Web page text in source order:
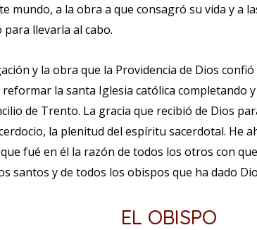
mundo, a la obra a que consagró su vida y a
llevarla al cabo.
y la obra que la Providencia de Dios
la santa Iglesia católica completando
de Trento. La gracia que recibió de Dios
la plenitud del espíritu sacerdotal. He
fué en él la razón de todos los otros con
santos y de todos los obispos que ha dado
EL OBISPO